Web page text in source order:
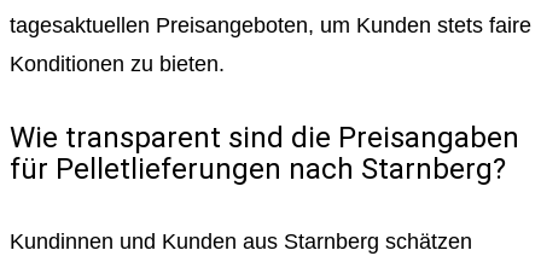
tagesaktuellen Preisangeboten, um Kunden stets faire
Konditionen zu bieten.
Wie transparent sind die Preisangaben
für Pelletlieferungen nach Starnberg?
Kundinnen und Kunden aus Starnberg schätzen